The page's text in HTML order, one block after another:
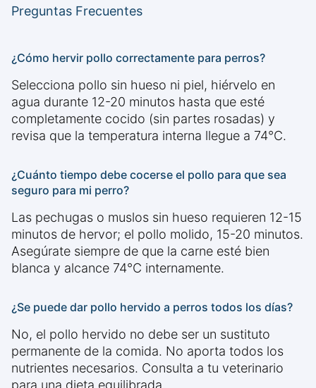
Preguntas Frecuentes
¿Cómo hervir pollo correctamente para perros?
Selecciona pollo sin hueso ni piel, hiérvelo en
agua durante 12-20 minutos hasta que esté
completamente cocido (sin partes rosadas) y
revisa que la temperatura interna llegue a 74°C.
¿Cuánto tiempo debe cocerse el pollo para que sea
seguro para mi perro?
Las pechugas o muslos sin hueso requieren 12-15
minutos de hervor; el pollo molido, 15-20 minutos.
Asegúrate siempre de que la carne esté bien
blanca y alcance 74°C internamente.
¿Se puede dar pollo hervido a perros todos los días?
No, el pollo hervido no debe ser un sustituto
permanente de la comida. No aporta todos los
nutrientes necesarios. Consulta a tu veterinario
para una dieta equilibrada.